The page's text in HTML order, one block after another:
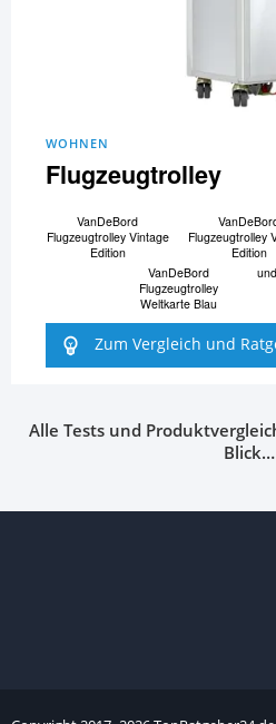
WOHNEN
Flugzeugtrolley
VanDeBord
Flugzeugtrolley Vintage
Edition
Flugzeugtrolley
Edition
VanDeBord
Flugzeugtrolley
Weltkarte Blau
Zum Vergleich und
Alle Tests und
Blick…